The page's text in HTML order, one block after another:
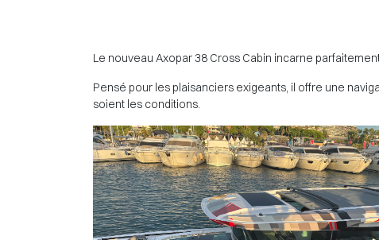
Le nouveau Axopar 38 Cross Cabin incarne
Pensé pour les plaisanciers exigeants, il offre une
soient les conditions.